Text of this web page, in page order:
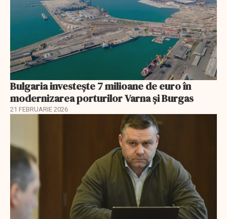
Bulgaria investește 7 milioane de euro în
modernizarea porturilor Varna și Burgas
21 FEBRUARIE 2026